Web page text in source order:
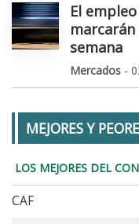
El
semana
Mercados -
MEJORES Y
LOS MEJORES DEL
CAF